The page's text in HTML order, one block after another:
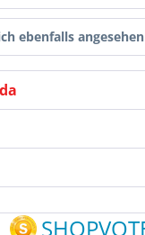
ebenfalls angesehen